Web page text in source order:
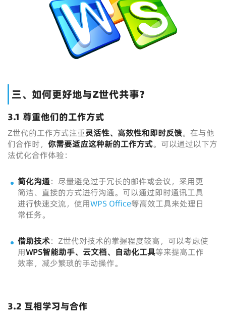
三、如何更好地与Z世代共事？
3.1 尊重他们的工作方式
Z世代的工作方式注重灵活性、高效性和即时反馈。在与他
们合作时， 你需要适应这种新的工作方式。可以通过以下方
法优化合作体验：
简化沟通：尽量避免过于冗长的邮件或会议，采用更
简洁、直接的方式进行沟通。可以通过即时通讯工具
进行快速交流，使用WPS Office等高效工具来处理日
常任务。
借助技术：Z世代对技术的掌握程度较高，可以考虑使
用WPS智能助手、云文档、自动化工具等来提高工作
效率，减少繁琐的手动操作。
3.2 互相学习与合作